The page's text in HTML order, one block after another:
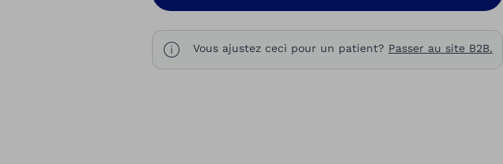
Vous ajustez ceci pour un patient? Passer au site B2B.